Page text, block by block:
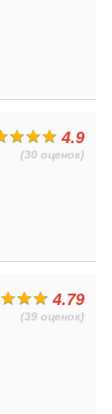
4.9
(30 оценок)
4.79
(39 оценок)